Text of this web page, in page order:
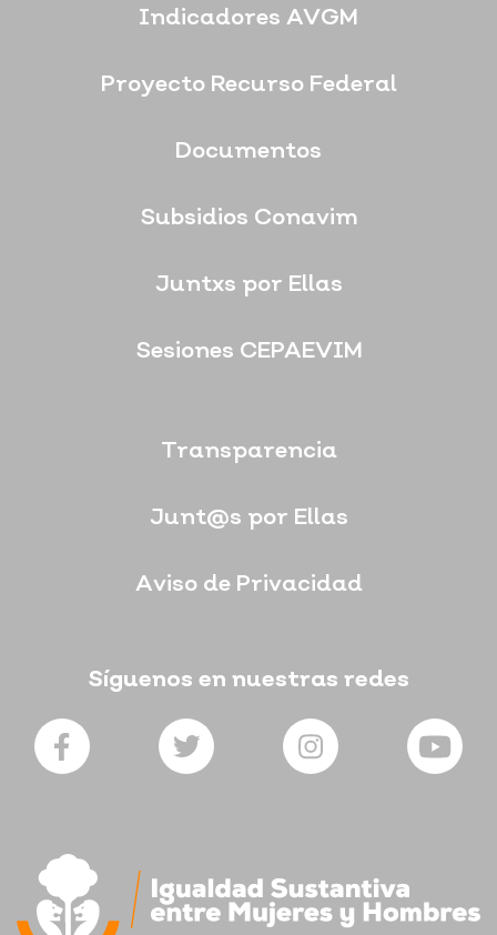
Indicadores AVGM
Proyecto Recurso Federal
Documentos
Subsidios Conavim
Juntxs por Ellas
Sesiones CEPAEVIM
Transparencia
Junt@s por Ellas
Aviso de Privacidad
Síguenos en nuestras redes